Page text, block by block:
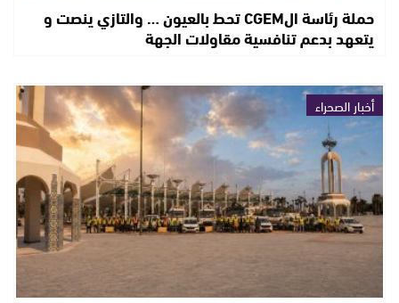
حملة رئاسة الCGEM تحط بالعيون … والتازي ينصت و
يتعهد بدعم تنافسية مقاولات الجهة
أخبار الصحراء